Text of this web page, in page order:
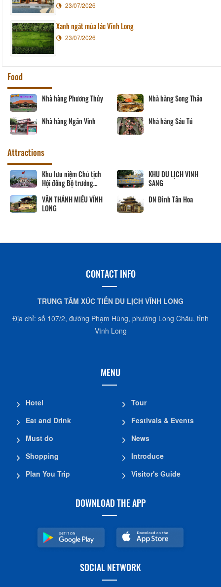
23/07/2026
Xanh ngát mùa lác Vĩnh Long
23/07/2026
Food
Nhà hàng Phương Thủy Nhà hàng Song Thảo
Nhà hàng Ngân Vinh Nhà hàng Sáu Tú
Attractions
Khu lưu niệm Chủ tịch
Hội đồng Bộ trưởng
KHU DU LỊCH VINH
SANG
VĂN THÁNH MIẾU VĨNH
LONG
DN Đình Tân Hoa
CONTACT INFO
TRUNG TÂM XÚC TIẾN DU LỊCH VĨNH LONG
Địa chỉ: số 107/2, đường Phạm Hùng, phường Long Châu, tỉnh
Vĩnh Long
MENU
Hotel
Eat and Drink
Must do
Shopping
Plan You Trip
Tour
Festivals & Events
News
Introduce
Visitor's Guide
DOWNLOAD THE APP
SOCIAL NETWORK